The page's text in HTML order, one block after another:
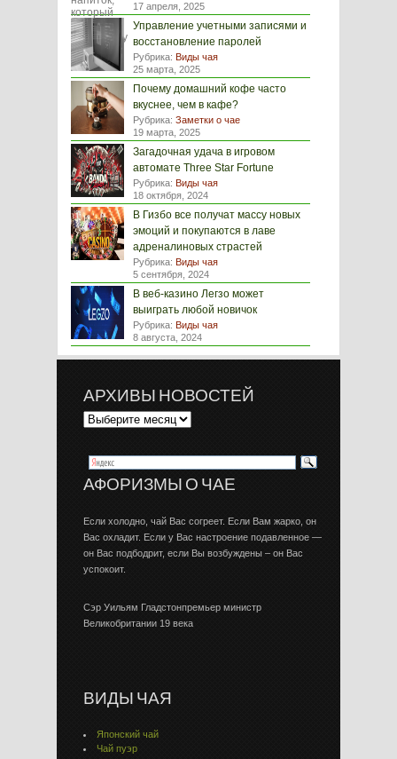
17 апреля, 2025
Управление учетными записями и
восстановление паролей
Рубрика: Виды чая
25 марта, 2025
Почему домашний кофе часто
вкуснее, чем в кафе?
Рубрика: Заметки о чае
19 марта, 2025
Загадочная удача в игровом
автомате Three Star Fortune
Рубрика: Виды чая
18 октября, 2024
В Гизбо все получат массу новых
эмоций и покупаются в лаве
адреналиновых страстей
Рубрика: Виды чая
5 сентября, 2024
В веб-казино Легзо может
выиграть любой новичок
Рубрика: Виды чая
8 августа, 2024
АРХИВЫ НОВОСТЕЙ
АФОРИЗМЫ О ЧАЕ
Если холодно, чай Вас согреет. Если Вам жарко, он
Вас охладит. Если у Вас настроение подавленное —
он Вас подбодрит, если Вы возбуждены – он Вас
успокоит.
Сэр Уильям Гладстонпремьер министр
Великобритании 19 века
ВИДЫ ЧАЯ
Японский чай
Чай пуэр